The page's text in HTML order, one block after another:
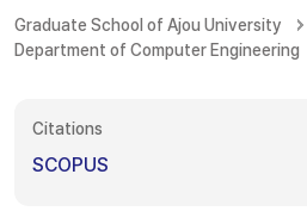
Graduate School of Ajou University
Department of Computer Engineering
Citations
SCOPUS